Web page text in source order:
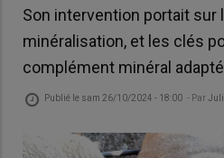
Son intervention portait sur
minéralisation, et les clés
complément minéral
Publié le sam 26/10/2024 - 18:00 - Par